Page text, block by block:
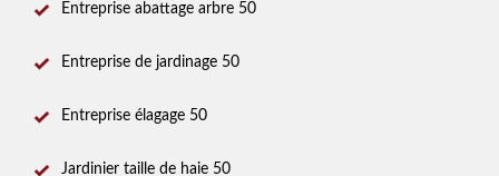
Entreprise abattage arbre 50
Entreprise de jardinage 50
Entreprise élagage 50
Jardinier taille de haie 50